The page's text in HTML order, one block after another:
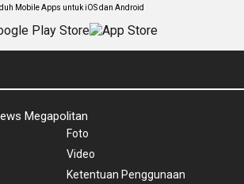
Mobile Apps untuk iOS dan Android
Megapolitan
Foto
Video
Ketentuan Penggunaan